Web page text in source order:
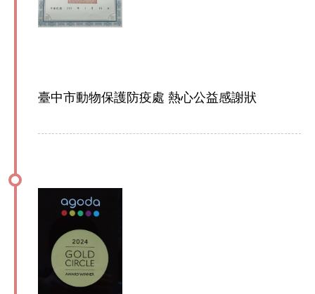
臺中市動物保護防疫處 熱心公益感謝狀